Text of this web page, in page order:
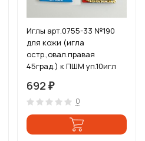
Иглы арт.0755-33 №190
для кожи (игла
остр.,овал.правая
45град.) к ПШМ уп.10игл
692 ₽
0